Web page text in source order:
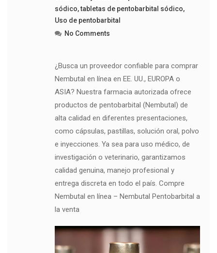
sódico,tabletas de pentobarbital sódico,
Uso de pentobarbital
No Comments
¿Busca un proveedor confiable para comprar
Nembutal en línea en EE. UU., EUROPA o
ASIA? Nuestra farmacia autorizada ofrece
productos de pentobarbital (Nembutal) de
alta calidad en diferentes presentaciones,
como cápsulas, pastillas, solución oral, polvo
e inyecciones. Ya sea para uso médico, de
investigación o veterinario, garantizamos
calidad genuina, manejo profesional y
entrega discreta en todo el país. Compre
Nembutal en línea – Nembutal Pentobarbital a
la venta